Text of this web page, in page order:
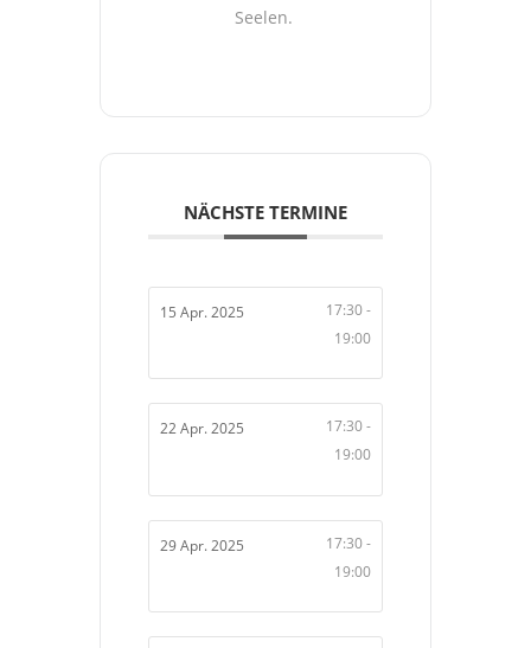
Seelen.
NÄCHSTE TERMINE
15 Apr. 2025
17:30 -
19:00
22 Apr. 2025
17:30 -
19:00
29 Apr. 2025
17:30 -
19:00